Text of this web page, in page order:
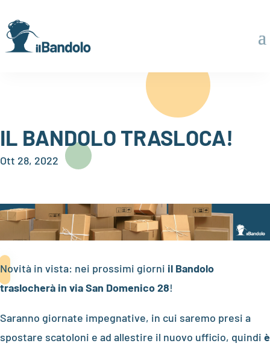
IL BANDOLO TRASLOCA!
Ott 28, 2022
Novità in vista: nei prossimi giorni il Bandolo
traslocherà in via San Domenico 28!
Saranno giornate impegnative, in cui saremo presi a
spostare scatoloni e ad allestire il nuovo ufficio, quindi è